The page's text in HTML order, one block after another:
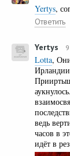
Yertys,
Ответить
Yertys
Lotta,
ведь
часов в
идёт в